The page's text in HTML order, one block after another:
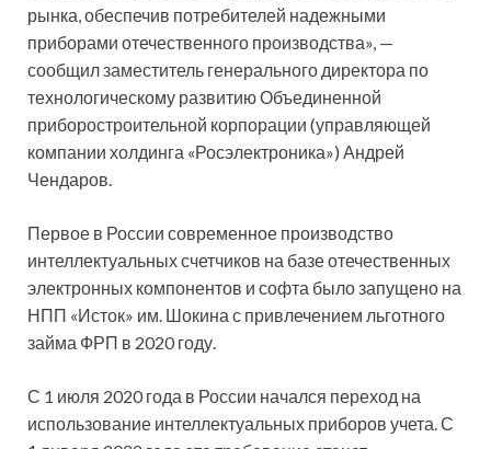
рынка, обеспечив потребителей надежными
приборами отечественного производства», —
сообщил заместитель генерального директора по
технологическому развитию Объединенной
приборостроительной корпорации (управляющей
компании холдинга «Росэлектроника») Андрей
Чендаров.
Первое в России современное производство
интеллектуальных счетчиков на базе отечественных
электронных компонентов и софта было запущено на
НПП «Исток» им. Шокина с привлечением льготного
займа ФРП в 2020 году.
С 1 июля 2020 года в России начался переход на
использование интеллектуальных приборов учета. С